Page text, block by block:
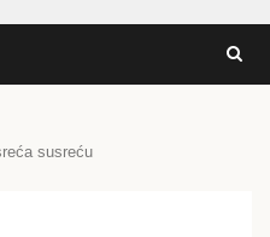
susreću